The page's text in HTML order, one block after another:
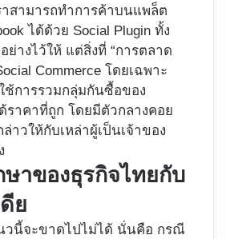
าสามารถทำการค้าบนแพล็ต
ได้ด้วย Social Plugin ทั้ง
ย่างไว้ให้ แต่สิ่งที่ “การตลาด
Commerce โดยเฉพาะ
ช้การรวมกลุ่มกันซื้อของ
ราคาที่ถูก โดยมีตัวกลางคอย
าวให้กับเหล่าผู้เป็นเจ้าของ
าของธุรกิจไทยกับ
ย
วนี้จะขาดไปไม่ได้ นั่นคือ กรณี